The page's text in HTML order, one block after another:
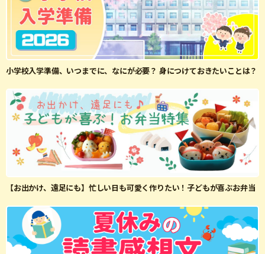
小学校入学準備、いつまでに、なにが必要？ 身につけておきたいことは？
【お出かけ、遠足にも】忙しい日も可愛く作りたい！子どもが喜ぶお弁当